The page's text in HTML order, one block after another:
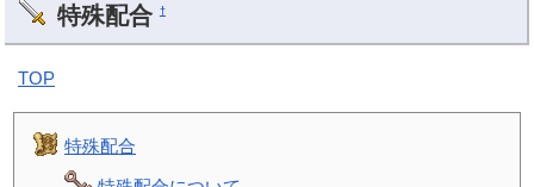
特殊配合 †
TOP
特殊配合